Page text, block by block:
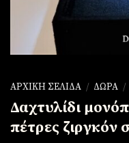
ΑΡΧΙΚΉ ΣΕΛΊΔΑ / ΔΏΡΑ /
Δαχτυλίδι
πέτρες ζιργκόν